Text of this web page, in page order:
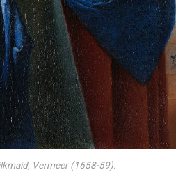
Vermeer (1658-59).